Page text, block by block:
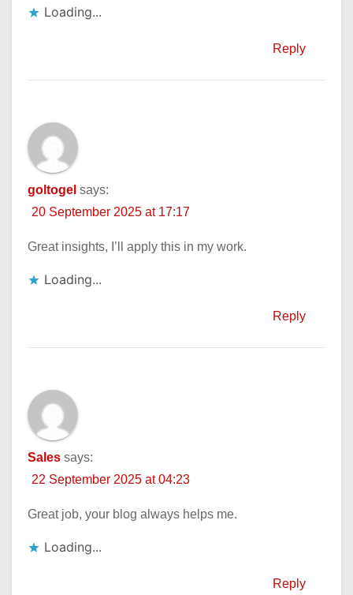
Loading...
Reply
goltogel says:
20 September 2025 at 17:17
Great insights, I’ll apply this in my work.
Loading...
Reply
Sales says:
22 September 2025 at 04:23
Great job, your blog always helps me.
Loading...
Reply